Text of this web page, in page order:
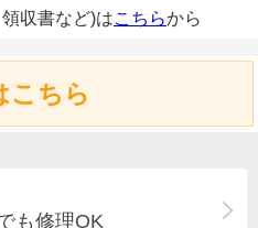
収書など)はこちらから
こちら
も修理OK